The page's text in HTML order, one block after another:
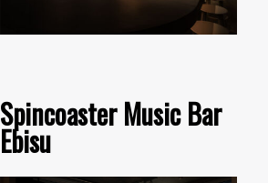
Spincoaster Music Bar
Ebisu